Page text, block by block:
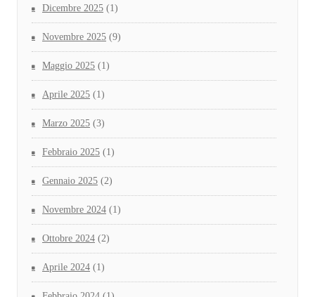
Dicembre 2025 (1)
Novembre 2025 (9)
Maggio 2025 (1)
Aprile 2025 (1)
Marzo 2025 (3)
Febbraio 2025 (1)
Gennaio 2025 (2)
Novembre 2024 (1)
Ottobre 2024 (2)
Aprile 2024 (1)